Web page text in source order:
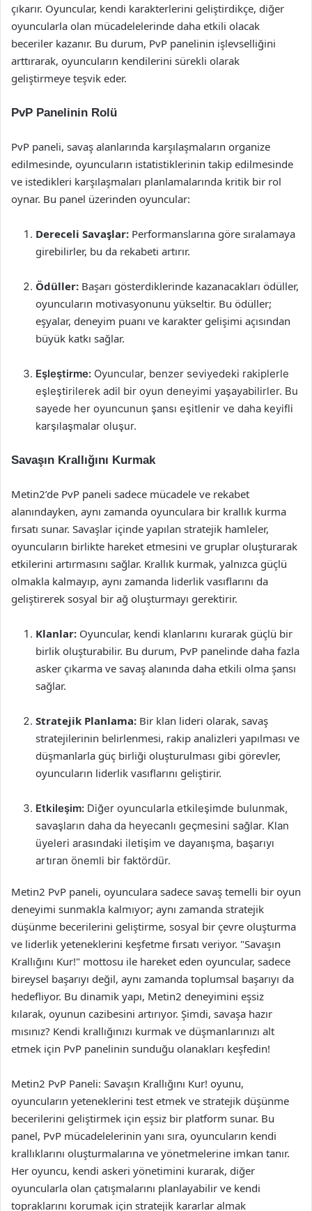
çıkarır. Oyuncular, kendi karakterlerini geliştirdikçe, diğer
oyuncularla olan mücadelelerinde daha etkili olacak
beceriler kazanır. Bu durum, PvP panelinin işlevselliğini
arttırarak, oyuncuların kendilerini sürekli olarak
geliştirmeye teşvik eder.
PvP Panelinin Rolü
PvP paneli, savaş alanlarında karşılaşmaların organize
edilmesinde, oyuncuların istatistiklerinin takip edilmesinde
ve istedikleri karşılaşmaları planlamalarında kritik bir rol
oynar. Bu panel üzerinden oyuncular:
Dereceli Savaşlar: Performanslarına göre sıralamaya
girebilirler, bu da rekabeti artırır.
Ödüller: Başarı gösterdiklerinde kazanacakları ödüller,
oyuncuların motivasyonunu yükseltir. Bu ödüller;
eşyalar, deneyim puanı ve karakter gelişimi açısından
büyük katkı sağlar.
Eşleştirme: Oyuncular, benzer seviyedeki rakiplerle
eşleştirilerek adil bir oyun deneyimi yaşayabilirler. Bu
sayede her oyuncunun şansı eşitlenir ve daha keyifli
karşılaşmalar oluşur.
Savaşın Krallığını Kurmak
Metin2’de PvP paneli sadece mücadele ve rekabet
alanındayken, aynı zamanda oyunculara bir krallık kurma
fırsatı sunar. Savaşlar içinde yapılan stratejik hamleler,
oyuncuların birlikte hareket etmesini ve gruplar oluşturarak
etkilerini artırmasını sağlar. Krallık kurmak, yalnızca güçlü
olmakla kalmayıp, aynı zamanda liderlik vasıflarını da
geliştirerek sosyal bir ağ oluşturmayı gerektirir.
Klanlar: Oyuncular, kendi klanlarını kurarak güçlü bir
birlik oluşturabilir. Bu durum, PvP panelinde daha fazla
asker çıkarma ve savaş alanında daha etkili olma şansı
sağlar.
Stratejik Planlama: Bir klan lideri olarak, savaş
stratejilerinin belirlenmesi, rakip analizleri yapılması ve
düşmanlarla güç birliği oluşturulması gibi görevler,
oyuncuların liderlik vasıflarını geliştirir.
Etkileşim: Diğer oyuncularla etkileşimde bulunmak,
savaşların daha da heyecanlı geçmesini sağlar. Klan
üyeleri arasındaki iletişim ve dayanışma, başarıyı
artıran önemli bir faktördür.
Metin2 PvP paneli, oyunculara sadece savaş temelli bir oyun
deneyimi sunmakla kalmıyor; aynı zamanda stratejik
düşünme becerilerini geliştirme, sosyal bir çevre oluşturma
ve liderlik yeteneklerini keşfetme fırsatı veriyor. "Savaşın
Krallığını Kur!" mottosu ile hareket eden oyuncular, sadece
bireysel başarıyı değil, aynı zamanda toplumsal başarıyı da
hedefliyor. Bu dinamik yapı, Metin2 deneyimini eşsiz
kılarak, oyunun cazibesini artırıyor. Şimdi, savaşa hazır
mısınız? Kendi krallığınızı kurmak ve düşmanlarınızı alt
etmek için PvP panelinin sunduğu olanakları keşfedin!
Metin2 PvP Paneli: Savaşın Krallığını Kur! oyunu,
oyuncuların yeteneklerini test etmek ve stratejik düşünme
becerilerini geliştirmek için eşsiz bir platform sunar. Bu
panel, PvP mücadelelerinin yanı sıra, oyuncuların kendi
krallıklarını oluşturmalarına ve yönetmelerine imkan tanır.
Her oyuncu, kendi askeri yönetimini kurarak, diğer
oyuncularla olan çatışmalarını planlayabilir ve kendi
topraklarını korumak için stratejik kararlar almak